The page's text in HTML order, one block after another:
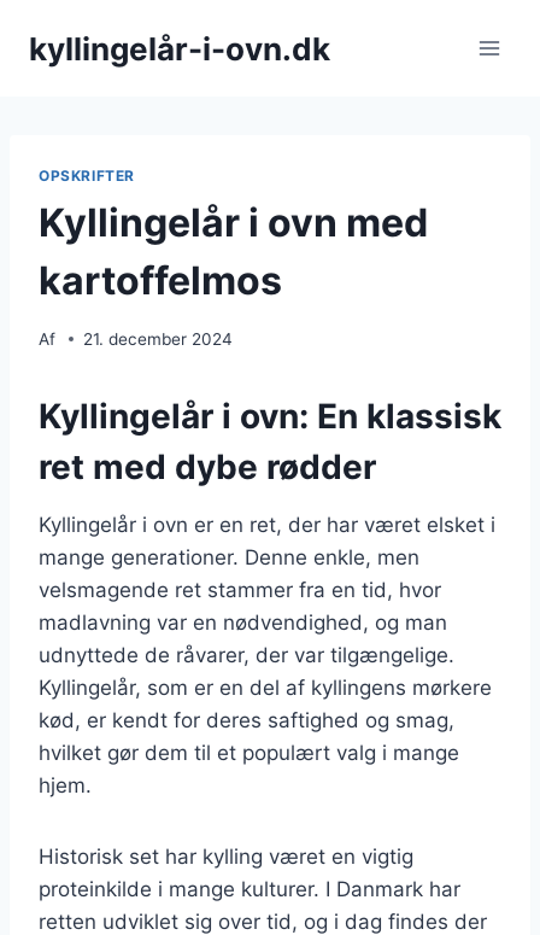
kyllingelår-i-ovn.dk
OPSKRIFTER
Kyllingelår i ovn med
kartoffelmos
Af 21. december 2024
Kyllingelår i ovn: En klassisk
ret med dybe rødder
Kyllingelår i ovn er en ret, der har været elsket i
mange generationer. Denne enkle, men
velsmagende ret stammer fra en tid, hvor
madlavning var en nødvendighed, og man
udnyttede de råvarer, der var tilgængelige.
Kyllingelår, som er en del af kyllingens mørkere
kød, er kendt for deres saftighed og smag,
hvilket gør dem til et populært valg i mange
hjem.
Historisk set har kylling været en vigtig
proteinkilde i mange kulturer. I Danmark har
retten udviklet sig over tid, og i dag findes der